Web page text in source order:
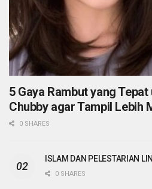
5 Gaya Rambut yang
Chubby agar Tampil Lebih
0 SHARES
ISLAM DAN PELESTARIAN
0 SHARES